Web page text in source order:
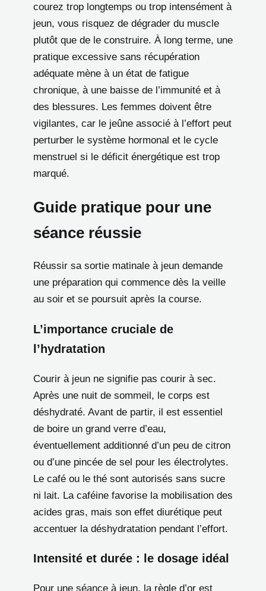
courez trop longtemps ou trop intensément à
jeun, vous risquez de dégrader du muscle
plutôt que de le construire. À long terme, une
pratique excessive sans récupération
adéquate mène à un état de fatigue
chronique, à une baisse de l’immunité et à
des blessures. Les femmes doivent être
vigilantes, car le jeûne associé à l’effort peut
perturber le système hormonal et le cycle
menstruel si le déficit énergétique est trop
marqué.
Guide pratique pour une
séance réussie
Réussir sa sortie matinale à jeun demande
une préparation qui commence dès la veille
au soir et se poursuit après la course.
L’importance cruciale de
l’hydratation
Courir à jeun ne signifie pas courir à sec.
Après une nuit de sommeil, le corps est
déshydraté. Avant de partir, il est essentiel
de boire un grand verre d’eau,
éventuellement additionné d’un peu de citron
ou d’une pincée de sel pour les électrolytes.
Le café ou le thé sont autorisés sans sucre
ni lait. La caféine favorise la mobilisation des
acides gras, mais son effet diurétique peut
accentuer la déshydratation pendant l’effort.
Intensité et durée : le dosage idéal
Pour une séance à jeun, la règle d’or est